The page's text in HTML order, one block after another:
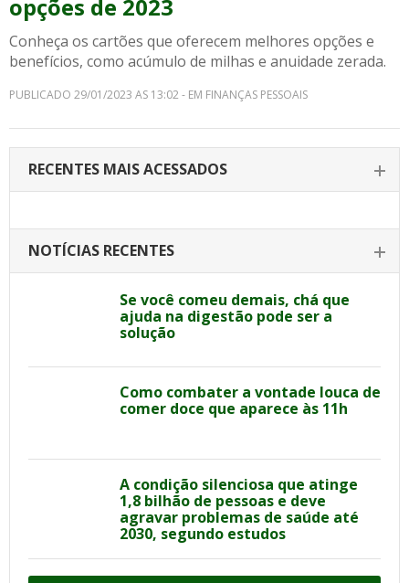
opções de 2023
Conheça os cartões que oferecem melhores opções e
benefícios, como acúmulo de milhas e anuidade zerada.
PUBLICADO 29/01/2023 AS 13:02 - EM FINANÇAS PESSOAIS
RECENTES MAIS ACESSADOS
NOTÍCIAS RECENTES
Se você comeu demais, chá que
ajuda na digestão pode ser a
solução
Como combater a vontade louca de
comer doce que aparece às 11h
A condição silenciosa que atinge
1,8 bilhão de pessoas e deve
agravar problemas de saúde até
2030, segundo estudos